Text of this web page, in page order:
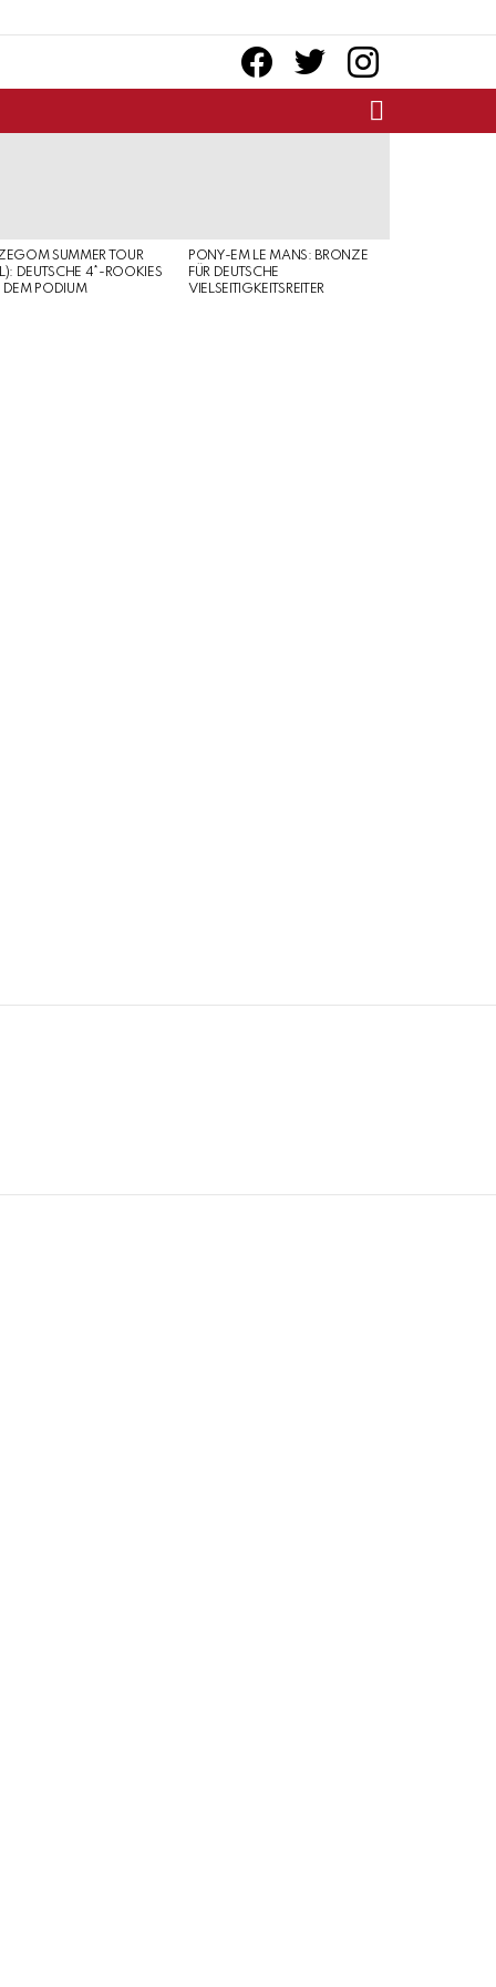
facebooktwitter instagram
SUMMER TOUR
DEUTSCHE 4*-ROOKIES
DEM PODIUM
PONY-EM LE MANS: BRONZE
FÜR DEUTSCHE
VIELSEITIGKEITSREITER